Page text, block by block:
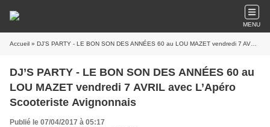
MENU
Accueil » DJ’S PARTY - LE BON SON DES ANNÉES 60 au LOU MAZET vendredi 7 AVRIL avec L’Apéro Scooteriste Avignonnais
DJ’S PARTY - LE BON SON DES ANNÉES 60 au
LOU MAZET vendredi 7 AVRIL avec L’Apéro
Scooteriste Avignonnais
Publié le 07/04/2017 à 05:17